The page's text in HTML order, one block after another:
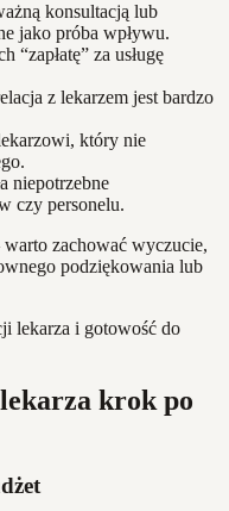
konsultacją lub
jako próba wpływu.
“zapłatę” za usługę
z lekarzem jest bardzo
który nie
niepotrzebne
czy personelu.
zachować wyczucie,
podziękowania lub
lekarza i gotowość do
krok po